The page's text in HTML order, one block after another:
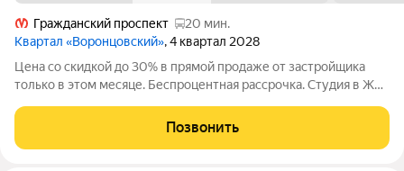
Гражданский проспект
20 мин.
Квартал «Воронцовский», 4 квартал 2028
Цена со скидкой до 30% в прямой продаже от застройщика
только в этом месяце. Беспроцентная рассрочка. Студия в ЖК
Чистовая отделка. Квартал «Воронцовский» расположен в
Новом Девяткино,
Позвонить